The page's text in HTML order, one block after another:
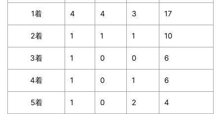
1着 4 4 3 17
2着 1 1 1 10
3着 1 0 0 6
4着 1 0 1 6
5着 1 0 2 4